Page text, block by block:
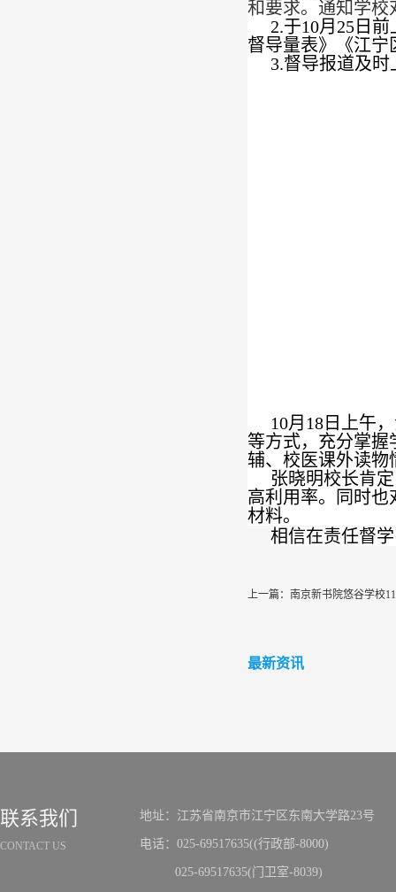
和要求。通知学校
2.于10月 25 日
督导量表》《江宁
3.督导报道及
10月 18 日 上午
等方式，充分掌握
辅、校医课外读物
张晓明校长肯
高利用率。
同时
材料。
相信在责任督
上一篇： 南京新书院悠谷学校
最新资讯
联系我们
CONTACT US
地址：江苏省南京市江宁区东南大学路23号
电话：025-69517635((行政部-8000)
025-69517635(门卫室-8039)